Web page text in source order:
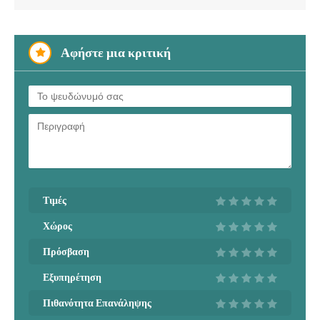
Αφήστε μια κριτική
Τιμές
Χώρος
Πρόσβαση
Εξυπηρέτηση
Πιθανότητα Επανάληψης